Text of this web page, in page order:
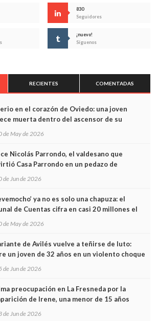
830
Seguidores
¡nuevo!
Síguenos
RECIENTES COMENTADAS
en el corazón de Oviedo: una joven
muerta dentro del ascensor de su
y las cámaras captan sus últimos minutos
de May de 2026
Nicolás Parrondo, el valdesano que
Casa Parrondo en un pedazo de
en Madrid
de Jun de 2026
ya no es solo una chapuza: el
de Cuentas cifra en casi 20 millones el
de los trenes que no cabían por los
de May de 2026
de Avilés vuelve a teñirse de luto:
un joven de 32 años en un violento choque
de Jun de 2026
preocupación en La Fresneda por la
de Irene, una menor de 15 años
de Jun de 2026